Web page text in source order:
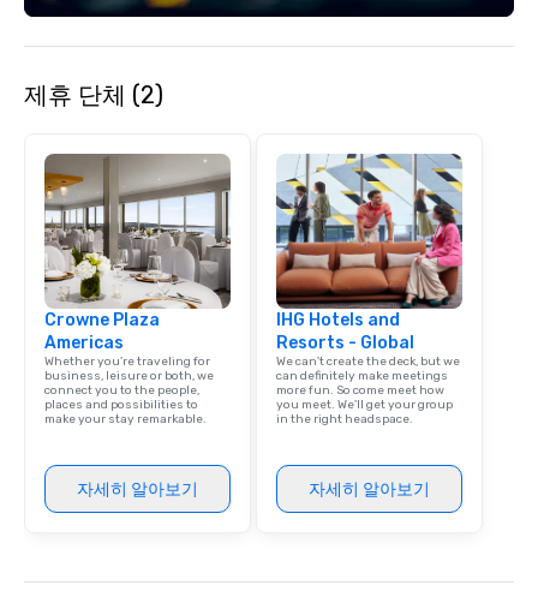
dinner Experience The City's Haunted
will have the perfect opportunity to
so you can expect a fun, engaging,
and spooky event.
제휴 단체 (2)
Crowne Plaza
Americas
Whether you’re traveling for
business, leisure or both, we
connect you to the people,
places and possibilities to
make your stay remarkable.
자세히 알아보기
IHG Hotels and
Resorts - Global
We can't create the deck, but we
can definitely make meetings
more fun. So come meet how
you meet. We'll get your group
in the right headspace.
자세히 알아보기